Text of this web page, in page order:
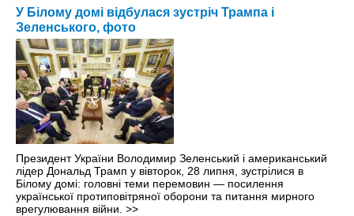
У Білому домі відбулася зустріч Трампа і
Зеленського, фото
Президент України Володимир Зеленський і американський
лідер Дональд Трамп у вівторок, 28 липня, зустрілися в
Білому домі: головні теми перемовин — посилення
української протиповітряної оборони та питання мирного
врегулювання війни. >>